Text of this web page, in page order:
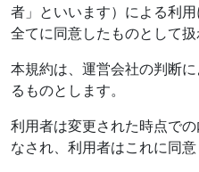
者」といいます）による利
全てに同意したものとして扱
本規約は、運営会社の判断
るものとします。
利用者は変更された時点で
なされ、利用者はこれに同意